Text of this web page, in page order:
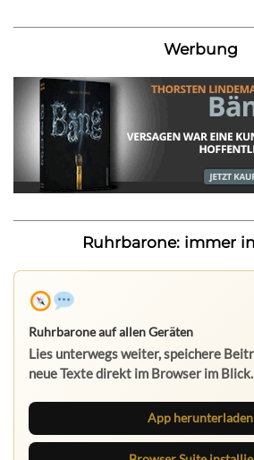
Werbung
Ruhrbarone: immer
Ruhrbarone auf allen Geräten
Lies unterwegs weiter, speichere
neue Texte direkt im Browser im Blick.
App herunterladen